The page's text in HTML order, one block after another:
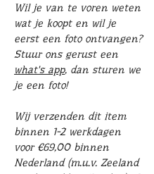
Wil je van te voren weten
wat je koopt en wil je
eerst een foto ontvangen?
Stuur ons gerust een
what's app, dan sturen we
je een foto!
Wij verzenden dit item
binnen 1-2 werkdagen
voor €69,00 binnen
Nederland (m.u.v. Zeeland